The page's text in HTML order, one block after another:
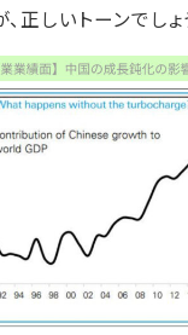
正しいトーンでしょ